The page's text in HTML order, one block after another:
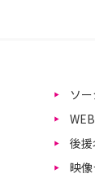
ソ
後
映像